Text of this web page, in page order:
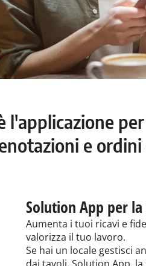
l'applicazione
e
Solution App per
Aumenta i tuoi ricavi e
valorizza il tuo lavoro.
Se hai un locale gestisci